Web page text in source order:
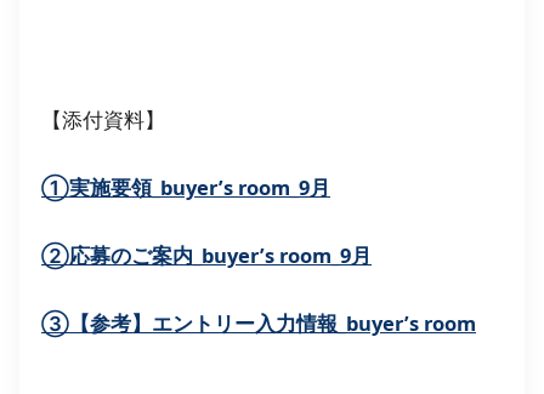
【添付資料】
①実施要領_buyer’s room_9月
②応募のご案内_buyer’s room_9月
③【参考】エントリー入力情報_buyer’s room